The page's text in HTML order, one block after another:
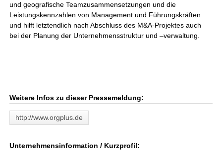
und geografische Teamzusammensetzungen und die
Leistungskennzahlen von Management und Führungskräften
und hilft letztendlich nach Abschluss des M&A-Projektes auch
bei der Planung der Unternehmensstruktur und –verwaltung.
Weitere Infos zu dieser Pressemeldung:
http://www.orgplus.de
Unternehmensinformation / Kurzprofil: